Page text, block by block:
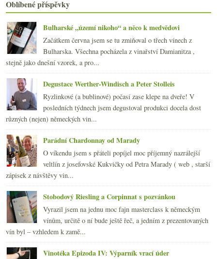
23x Rulandské modré 2003
Odjíždím, neplačte…
Výsledky ankety „Z bílých odrůd nejčastěji popíjím...
Cabernetem z vinoték do zelinářství
Rudý jezdec – „Cheval Franc“
Suši a Bourgogne „Cuvée Gerard Potel“ 2005
První domácí chleba
►února(24)
►ledna (24)
►2007(108)
Oblíbené příspěvky
Bulharské „území nikoho“ a něco k medvědovi
Začátkem června jsem se tu zmiňoval o třech vínech z
Bulharska. Všechna pocházela z vinařství Damianitza ,
stejně jako dnešní vzorek, a pro...
Degustace Werther-Windisch a Peter Stolleis
Ryzlinkové (a bublinové) počasí zase klepe na dveře! V
posledních týdnech jsem degustoval produkci docela dost
různých (nejen) německých vin...
Parádní Chardonnay od Marady
O víkendu jsem s přáteli popíjel moc příjemný nazrálejší
veltlín z josefovské Kukvičky od Petra Marady ( web , starší
zápisek z návštěvy vin...
Stobodový Riesling a Corpinnat s pozvánkou
Vyrazil jsem na jednu moc fajn masterclass k německým
vínům, určitě o ní bude ještě řeč, a jedním z prezentovaných
vín byl – vzhledem k zamě...
Vinotéka Epizoda IV: Výparník vrací úder